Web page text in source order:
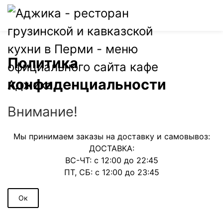
Политика
конфиденциальности
Внимание!
Мы принимаем заказы на доставку и самовывоз:
ДОСТАВКА:
ВС-ЧТ: с 12:00 до 22:45
ПТ, СБ: с 12:00 до 23:45
Ок